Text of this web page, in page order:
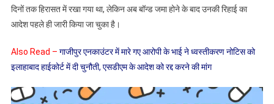
सप्ताह
दिनों तक हिरासत में रखा गया था, लेकिन अब बॉन्ड जमा होने के बाद उनकी रिहाई का
आदेश पहले ही जारी किया जा चुका है।
Also Read – गाजीपुर एनकाउंटर में मारे गए आरोपी के भाई ने ध्वस्तीकरण नोटिस को
इलाहाबाद हाईकोर्ट में दी चुनौती, एसडीएम के आदेश को रद्द करने की मांग